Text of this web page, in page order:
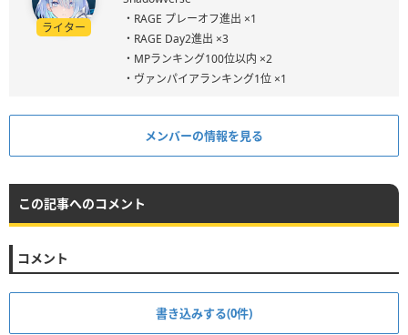
ライター
・RAGE プレーオフ進出 ×1
・RAGE Day2進出 ×3
・MPランキング100位以内 ×2
・ヴァンパイアランキング1位 ×1
メンバーの情報を見る
この記事へのコメント
コメント
書き込みする(0件)